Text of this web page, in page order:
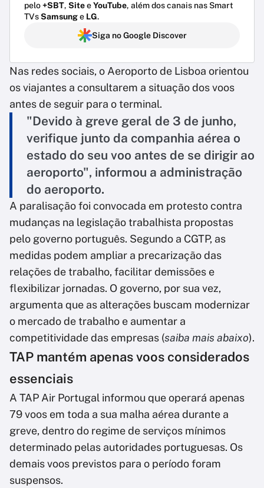
pelo+SBT, SiteeYouTube, além dos canais nas Smart
TVsSamsunge LG.
Siga no Google Discover
Nas redes sociais, o Aeroporto de Lisboa orientou
os viajantes a consultarem a situação dos voos
antes de seguir para o terminal.
"Devido à greve geral de 3 de junho,
verifique junto da companhia aérea o
estado do seu voo antes de se dirigir ao
aeroporto", informou a administração
do aeroporto.
A paralisação foi convocada em protesto contra
mudanças na legislação trabalhista propostas
pelo governo português. Segundo a CGTP, as
medidas podem ampliar a precarização das
relações de trabalho, facilitar demissões e
flexibilizar jornadas. O governo, por sua vez,
argumenta que as alterações buscam modernizar
o mercado de trabalho e aumentar a
competitividade das empresas (saiba mais abaixo).
TAP mantém apenas voos considerados
essenciais
A TAP Air Portugal informou que operará apenas
79 voos em toda a sua malha aérea durante a
greve, dentro do regime de serviços mínimos
determinado pelas autoridades portuguesas. Os
demais voos previstos para o período foram
suspensos.